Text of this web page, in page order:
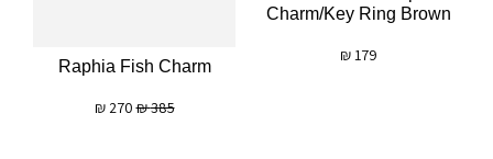
Charm/key Ring Brown
179
₪
Raphia Fish Charm
385
₪
270
₪